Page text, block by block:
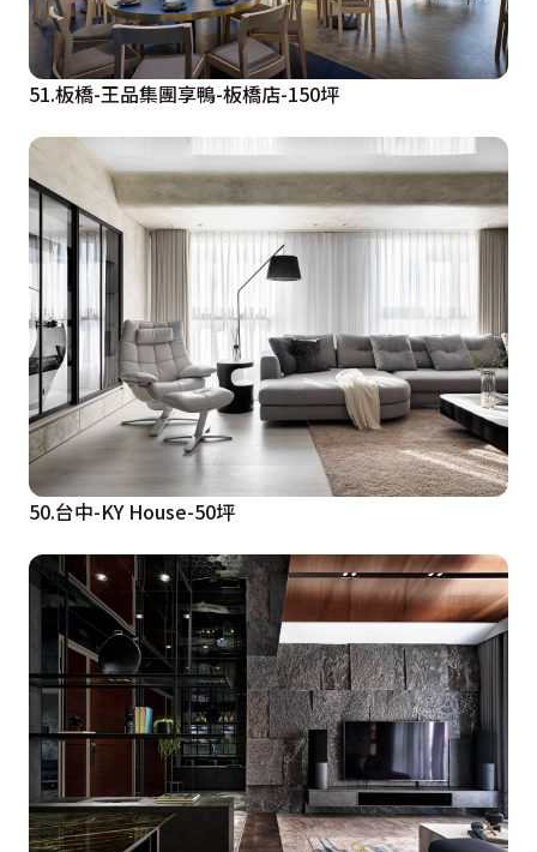
51.板橋-王品集團享鴨-板橋店-150坪
50.台中-KY House-50坪